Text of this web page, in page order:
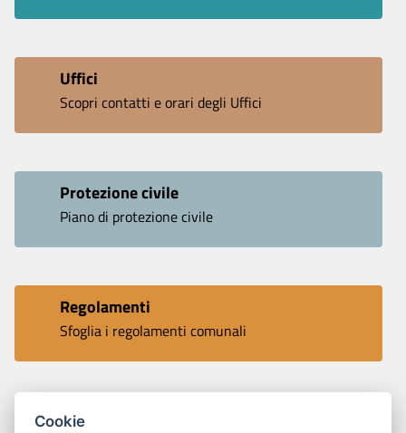
Uffici
Scopri contatti e orari degli Uffici
Protezione civile
Piano di protezione civile
Regolamenti
Sfoglia i regolamenti comunali
Modulistica
Cookie